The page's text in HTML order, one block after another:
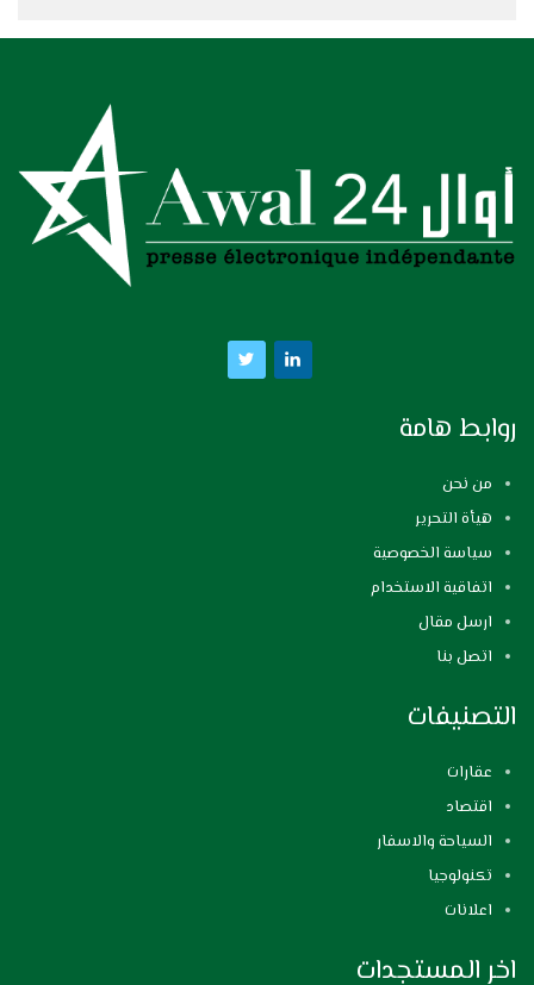
روابط هامة
من نحن
هيأة التحرير
سياسة الخصوصية
اتفاقية الاستخدام
ارسل مقال
اتصل بنا
التصنيفات
عقارات
اقتصاد
السياحة والاسفار
تكنولوجيا
اعلانات
اخر المستجدات